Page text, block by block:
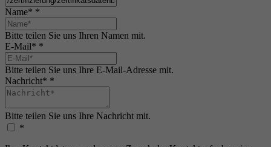
Name* *
Bitte teilen Sie uns Ihren Namen mit.
E-Mail* *
Bitte teilen Sie uns Ihre E-Mail-Adresse mit.
Nachricht* *
Bitte teilen Sie uns Ihre Nachricht mit.
*